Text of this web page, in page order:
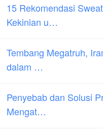
15 Rekomendasi
Kekinian u…
Tembang Megatruh,
dalam …
Penyebab dan Solusi
Mengat…